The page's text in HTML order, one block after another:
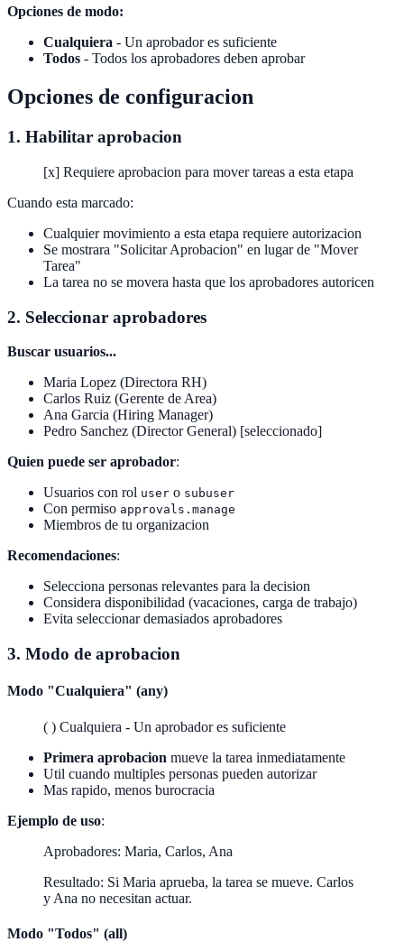
Opciones de modo:
Cualquiera - Un aprobador es suficiente
Todos - Todos los aprobadores deben aprobar
Opciones de configuracion
1. Habilitar aprobacion
[x] Requiere aprobacion para mover tareas a esta etapa
Cuando esta marcado:
Cualquier movimiento a esta etapa requiere autorizacion
Se mostrara "Solicitar Aprobacion" en lugar de "Mover
Tarea"
La tarea no se movera hasta que los aprobadores autoricen
2. Seleccionar aprobadores
Buscar usuarios...
Maria Lopez (Directora RH)
Carlos Ruiz (Gerente de Area)
Ana Garcia (Hiring Manager)
Pedro Sanchez (Director General) [seleccionado]
Quien puede ser aprobador:
Usuarios con rol user o subuser
Con permiso approvals.manage
Miembros de tu organizacion
Recomendaciones:
Selecciona personas relevantes para la decision
Considera disponibilidad (vacaciones, carga de trabajo)
Evita seleccionar demasiados aprobadores
3. Modo de aprobacion
Modo "Cualquiera" (any)
( ) Cualquiera - Un aprobador es suficiente
Primera aprobacion mueve la tarea inmediatamente
Util cuando multiples personas pueden autorizar
Mas rapido, menos burocracia
Ejemplo de uso:
Aprobadores: Maria, Carlos, Ana
Resultado: Si Maria aprueba, la tarea se mueve. Carlos
y Ana no necesitan actuar.
Modo "Todos" (all)